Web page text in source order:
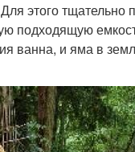
этого
подходящую
ванна, и яма в